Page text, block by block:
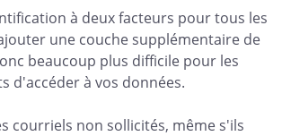
à deux facteurs pour tous les
une couche supplémentaire de
beaucoup plus difficile pour les
d'accéder à vos données.
courriels non sollicités, même s'ils